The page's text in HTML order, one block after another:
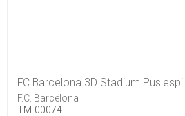
FC Barcelona 3D Stadium Puslespil
F.C. Barcelona
TM-00074